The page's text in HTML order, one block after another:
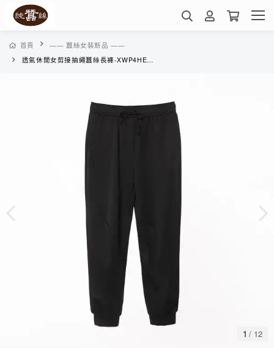
首頁
—— 蠶絲女裝新品 ——
透氣休閒女剪接抽繩蠶絲長褲-XWP4HE01IW(幽夜星團)
1 / 12